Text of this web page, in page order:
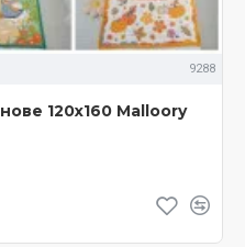
9288
120х160 Malloory